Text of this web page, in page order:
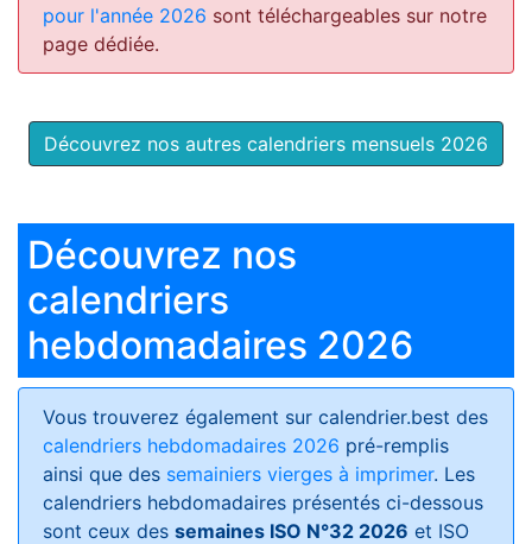
pour l'année 2026 sont téléchargeables sur notre
page dédiée.
Découvrez nos autres calendriers mensuels 2026
Découvrez nos
calendriers
hebdomadaires 2026
Vous trouverez également sur calendrier.best des
calendriers hebdomadaires 2026 pré-remplis
ainsi que des semainiers vierges à imprimer. Les
calendriers hebdomadaires présentés ci-dessous
sont ceux des semaines ISO N°32 2026 et ISO